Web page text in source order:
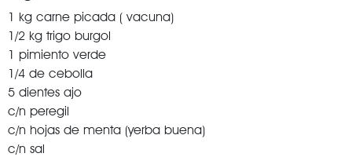
1 kg carne picada ( vacuna)
1/2 kg trigo burgol
1 pimiento verde
1/4 de cebolla
5 dientes ajo
c/n peregil
c/n hojas de menta (yerba buena)
c/n sal